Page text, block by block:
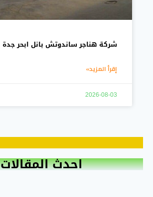
شركة هناجر ساندوتش بانل ابحر جدة
إقرأ المزيد»
2026-08-03
احدث المقالات